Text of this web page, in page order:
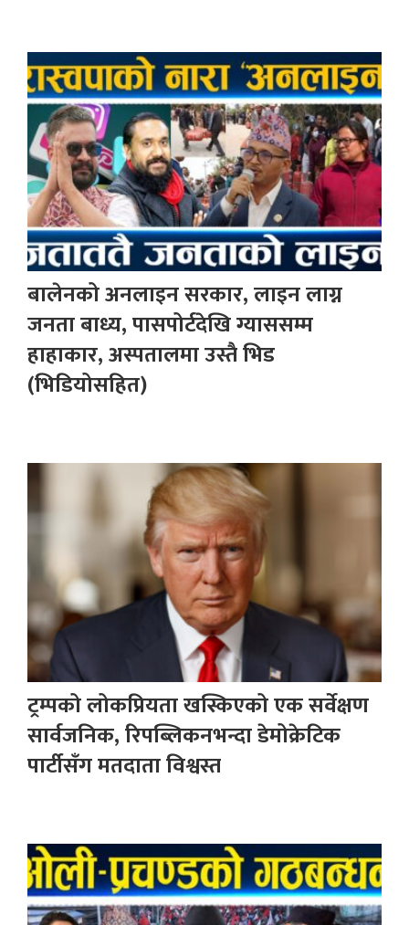
बालेनको अनलाइन सरकार, लाइन लाग्न
जनता बाध्य, पासपोर्टदेखि ग्याससम्म
हाहाकार, अस्पतालमा उस्तै भिड
(भिडियोसहित)
ट्रम्पको लोकप्रियता खस्किएको एक सर्वेक्षण
सार्वजनिक, रिपब्लिकनभन्दा डेमोक्रेटिक
पार्टीसँग मतदाता विश्वस्त